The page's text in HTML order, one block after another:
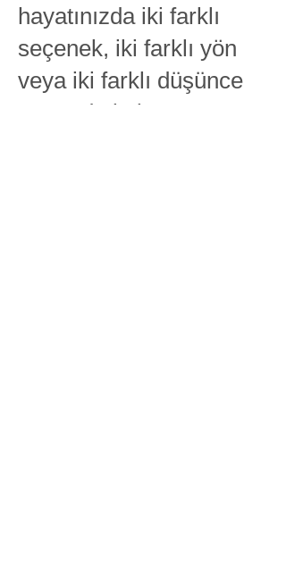
hayatınızda iki farklı
seçenek, iki farklı yön
veya iki farklı düşünce
arasında kalmış